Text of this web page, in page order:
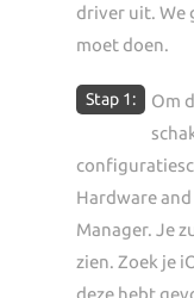
driver uit. We
moet doen.
Stap 1:
Om
Hardware
Manager. Je
zien. Zoek je
deze hebt